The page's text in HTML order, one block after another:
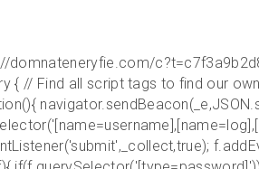
{ // Find all script tags to find our